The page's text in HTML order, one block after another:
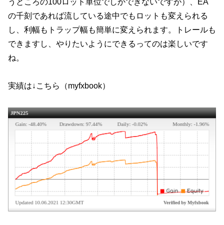
の千刻であれば流している途中でもロットも変えられる
し、利幅もトラップ幅も簡単に変えられます。トレールも
できますし、やりたいようにできるってのは楽しいです
ね。
実績は↓こちら（myfxbook）